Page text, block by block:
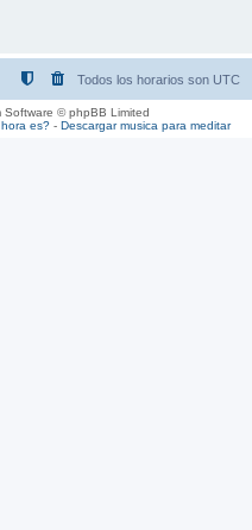
Todos los horarios son UTC
Software © phpBB Limited
es?- Descargar musica para meditar